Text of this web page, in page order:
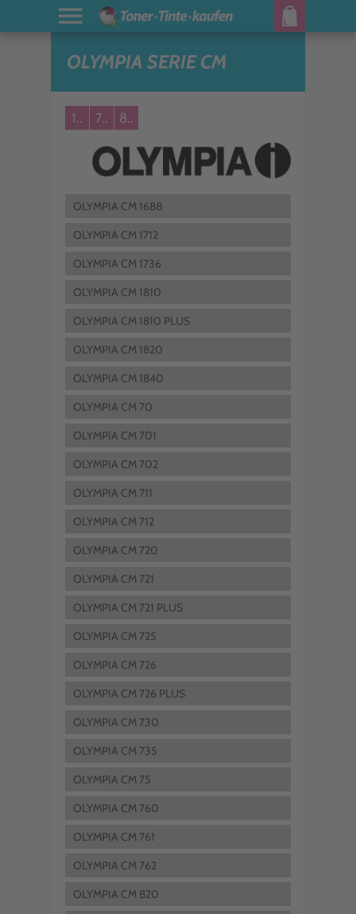
OLYMPIA SERIE CM
1.. 7.. 8..
OLYMPIA CM 1688
OLYMPIA CM 1712
OLYMPIA CM 1736
OLYMPIA CM 1810
OLYMPIA CM 1810 PLUS
OLYMPIA CM 1820
OLYMPIA CM 1840
OLYMPIA CM 70
OLYMPIA CM 701
OLYMPIA CM 702
OLYMPIA CM 711
OLYMPIA CM 712
OLYMPIA CM 720
OLYMPIA CM 721
OLYMPIA CM 721 PLUS
OLYMPIA CM 725
OLYMPIA CM 726
OLYMPIA CM 726 PLUS
OLYMPIA CM 730
OLYMPIA CM 735
OLYMPIA CM 75
OLYMPIA CM 760
OLYMPIA CM 761
OLYMPIA CM 762
OLYMPIA CM 820